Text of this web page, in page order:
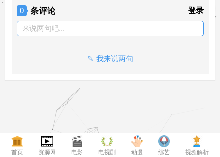
0 条评论 登录
来说两句吧...
我来说两句
首页 资源网 电影 电视剧 动漫 综艺 视频解析